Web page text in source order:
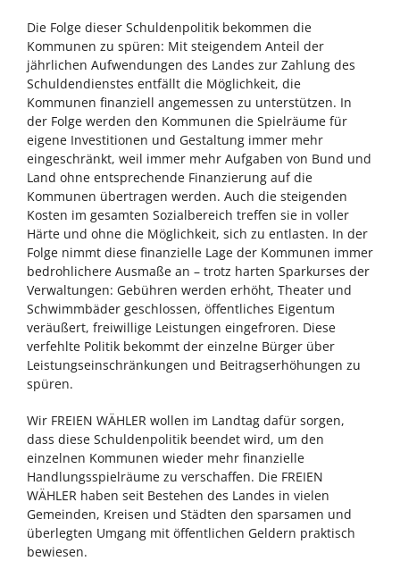
Die Folge dieser Schuldenpolitik bekommen die
Kommunen zu spüren: Mit steigendem Anteil der
jährlichen Aufwendungen des Landes zur Zahlung des
Schuldendienstes entfällt die Möglichkeit, die
Kommunen finanziell angemessen zu unterstützen. In
der Folge werden den Kommunen die Spielräume für
eigene Investitionen und Gestaltung immer mehr
eingeschränkt, weil immer mehr Aufgaben von Bund und
Land ohne entsprechende Finanzierung auf die
Kommunen übertragen werden. Auch die steigenden
Kosten im gesamten Sozialbereich treffen sie in voller
Härte und ohne die Möglichkeit, sich zu entlasten. In der
Folge nimmt diese finanzielle Lage der Kommunen immer
bedrohlichere Ausmaße an – trotz harten Sparkurses der
Verwaltungen: Gebühren werden erhöht, Theater und
Schwimmbäder geschlossen, öffentliches Eigentum
veräußert, freiwillige Leistungen eingefroren. Diese
verfehlte Politik bekommt der einzelne Bürger über
Leistungseinschränkungen und Beitragserhöhungen zu
spüren.
Wir FREIEN WÄHLER wollen im Landtag dafür sorgen,
dass diese Schuldenpolitik beendet wird, um den
einzelnen Kommunen wieder mehr finanzielle
Handlungsspielräume zu verschaffen. Die FREIEN
WÄHLER haben seit Bestehen des Landes in vielen
Gemeinden, Kreisen und Städten den sparsamen und
überlegten Umgang mit öffentlichen Geldern praktisch
bewiesen.